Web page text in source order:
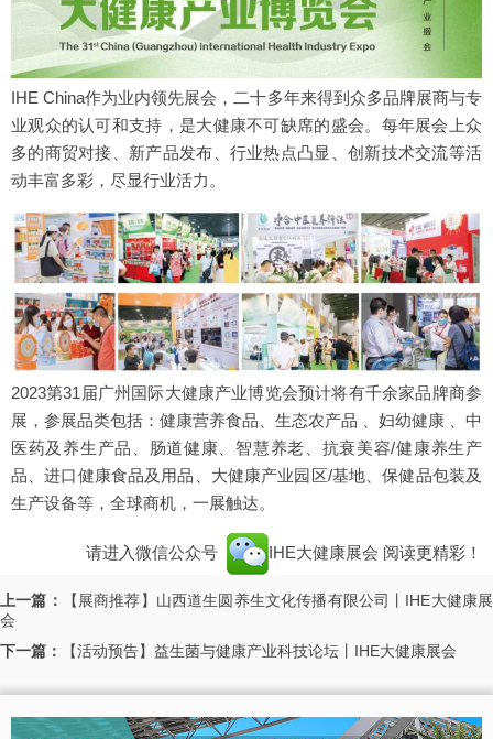
IHE China作为业内领先展会，二十多年来得到众多品牌展商与专
业观众的认可和支持，是大健康不可缺席的盛会。每年展会上众
多的商贸对接、新产品发布、行业热点凸显、创新技术交流等活
动丰富多彩，尽显行业活力。
2023第31届广州国际大健康产业博览会预计将有千余家品牌商参
展，参展品类包括：健康营养食品、生态农产品 、妇幼健康 、中
医药及养生产品、肠道健康、智慧养老、抗衰美容/健康养生产
品、进口健康食品及用品、大健康产业园区/基地、保健品包装及
生产设备等，全球商机，一展触达。
请进入微信公众号 IHE大健康展会 阅读更精彩！
上一篇：
【展商推荐】山西道生圆养生文化传播有限公司丨IHE大健康展
会
下一篇：
【活动预告】益生菌与健康产业科技论坛丨IHE大健康展会